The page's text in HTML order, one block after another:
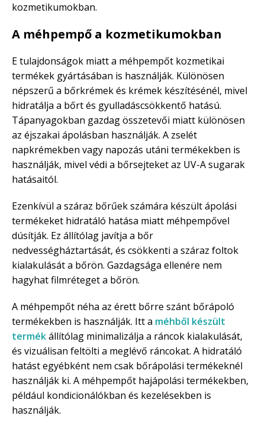
kozmetikumokban.
A méhpempő a kozmetikumokban
E tulajdonságok miatt a méhpempőt kozmetikai
termékek gyártásában is használják. Különösen
népszerű a bőrkrémek és krémek készítésénél, mivel
hidratálja a bőrt és gyulladáscsökkentő hatású.
Tápanyagokban gazdag összetevői miatt különösen
az éjszakai ápolásban használják. A zselét
napkrémekben vagy napozás utáni termékekben is
használják, mivel védi a bőrsejteket az UV-A sugarak
hatásaitól.
Ezenkívül a száraz bőrűek számára készült ápolási
termékeket hidratáló hatása miatt méhpempővel
dúsítják. Ez állítólag javítja a bőr
nedvességháztartását, és csökkenti a száraz foltok
kialakulását a bőrön. Gazdagsága ellenére nem
hagyhat filmréteget a bőrön.
A méhpempőt néha az érett bőrre szánt bőrápoló
termékekben is használják. Itt a méhből készült
termékállítólag minimalizálja a ráncok kialakulását,
és vizuálisan feltölti a meglévő ráncokat. A hidratáló
hatást egyébként nem csak bőrápolási termékeknél
használják ki. A méhpempőt hajápolási termékekben,
például kondicionálókban és kezelésekben is
használják.